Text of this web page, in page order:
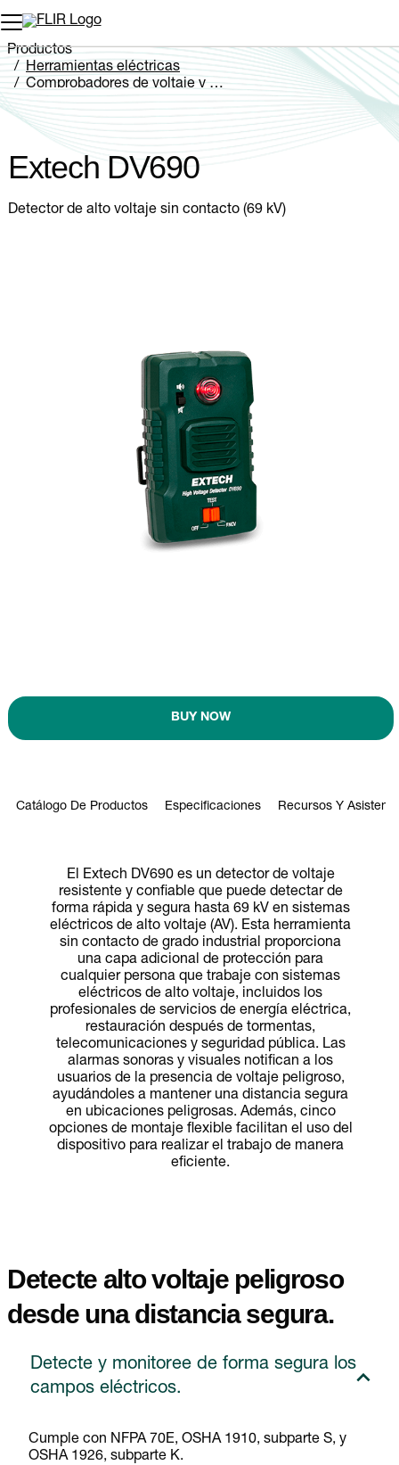
Productos
Herramientas eléctricas
Comprobadores de voltaje y corriente
Extech DV690
Extech DV690
Detector de alto voltaje sin contacto (69 kV)
BUY NOW
Catálogo De Productos Especificaciones Recursos Y
El Extech DV690 es un detector de voltaje
resistente y confiable que puede detectar de
forma rápida y segura hasta 69 kV en sistemas
eléctricos de alto voltaje (AV). Esta herramienta
sin contacto de grado industrial proporciona
una capa adicional de protección para
cualquier persona que trabaje con sistemas
eléctricos de alto voltaje, incluidos los
profesionales de servicios de energía eléctrica,
restauración después de tormentas,
telecomunicaciones y seguridad pública. Las
alarmas sonoras y visuales notifican a los
usuarios de la presencia de voltaje peligroso,
ayudándoles a mantener una distancia segura
en ubicaciones peligrosas. Además, cinco
opciones de montaje flexible facilitan el uso del
dispositivo para realizar el trabajo de manera
eficiente.
Detecte alto voltaje peligroso
desde una distancia segura.
Detecte y monitoree de forma segura los
campos eléctricos.
Cumple con NFPA 70E, OSHA 1910, subparte S, y
OSHA 1926, subparte K.